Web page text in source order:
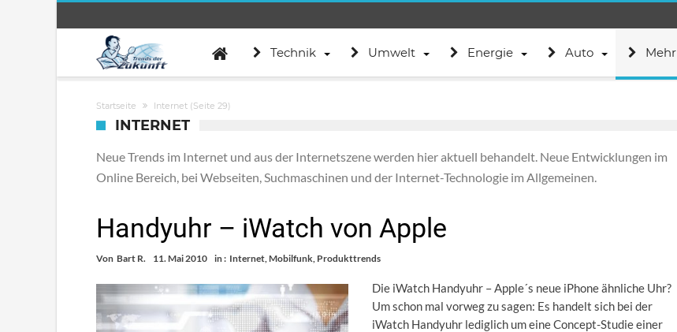
Technik Umwelt Energie Auto Mehr
Startseite Internet (Seite 29)
INTERNET
Neue Trends im Internet und aus der Internetszene werden hier aktuell behandelt. Neue Entwicklungen im
Online Bereich, bei Webseiten, Suchmaschinen und der Internet-Technologie im Allgemeinen.
Handyuhr – iWatch von Apple
Von Bart R. 11. Mai 2010 in : Internet,Mobilfunk, Produkttrends
Die iWatch Handyuhr – Apple´s neue iPhone ähnliche Uhr?
Um schon mal vorweg zu sagen: Es handelt sich bei der
iWatch Handyuhr lediglich um eine Concept-Studie einer